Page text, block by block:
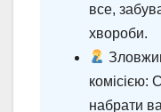
все,
хвороби.
комісією:
набрати